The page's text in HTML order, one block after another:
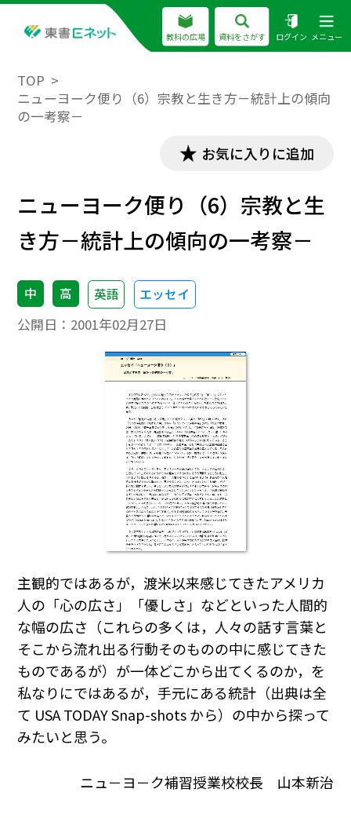
教科の広場 資料をさがす ログイン メニュー
TOP
ニューヨーク便り（6）宗教と生き方－統計上の傾向
の一考察－
お気に入りに追加
ニューヨーク便り（6）宗教と生
き方－統計上の傾向の一考察－
中 高 英語 エッセイ
公開日： 2001年02月27日
主観的ではあるが，渡米以来感じてきたアメリカ
人の「心の広さ」「優しさ」などといった人間的
な幅の広さ（これらの多くは，人々の話す言葉と
そこから流れ出る行動そのものの中に感じてきた
ものであるが）が一体どこから出てくるのか，を
私なりにではあるが，手元にある統計（出典は全
て USA TODAY Snap-shots から）の中から探って
みたいと思う。
ニュ－ヨ－ク補習授業校校長 山本新治